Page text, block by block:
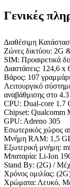
Γενικές
Διαθέσιμη
Ζώνες δικτύου: 2G
SIM: Προαιρετικά
Διαστάσεις: 124,6 x
Βάρος: 107
Λειτουργικό
αναβάθμισης στο
CPU: Dual-core 1.7
Chipset: Qualcomm
GPU: Adreno 305
Εσωτερικός χώρος
Μνήμη RAM: 1,5
Εξωτερική μνήμη:
Μπαταρία: Li-Ion
Stand By: (2G) /
Χρόνος ομιλίας:
Χρώματα: Λευκό,